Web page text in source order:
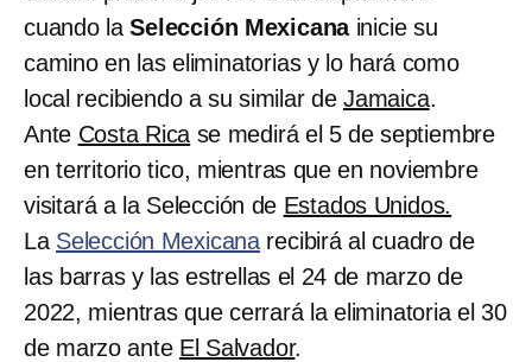
cuando laSelección Mexicanainicie su
camino en las eliminatorias y lo hará como
local recibiendo a su similar deJamaica.
Ante Costa Rica se medirá el 5 de septiembre
en territorio tico, mientras que en noviembre
visitará a la Selección de Estados Unidos.
La Selección Mexicana recibirá al cuadro de
las barras y las estrellas el 24 de marzo de
2022, mientras que cerrará la eliminatoria el 30
de marzo ante El Salvador.